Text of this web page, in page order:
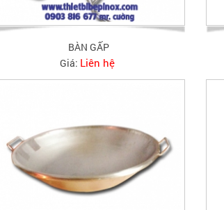
BÀN GẤP
Giá: Liên hệ